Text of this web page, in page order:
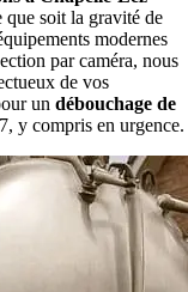
soit la gravité de
modernes
par caméra, nous
de vos
un débouchage de
y compris en urgence.